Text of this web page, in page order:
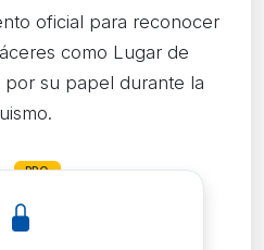
oficial para reconocer
como Lugar de
por su papel durante la
PRO
Promoción de la